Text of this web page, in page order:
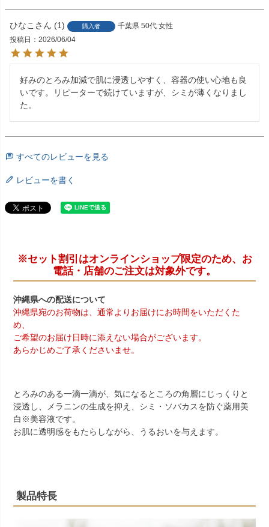
ひなこ 1 購入者 千葉県 50代 女性
投稿日
2026/06/04
好みのとろみ加減で肌に浸透しやすく、容器の使い心地も良
いです。リピーターで続けていますが、シミが薄くなりまし
た。
すべてのレビューを見る
レビューを書く
※セット割引はオンラインショップ限定のため、お
電話・店舗のご注文は対象外です。
沖縄県への配送について
沖縄県宛のお荷物は、通常よりお届けにお時間をいただくた
め、
ご希望のお届け日時に添えない場合がございます。
あらかじめご了承くださいませ。
とろみのある一滴一滴が、気になるところの角層にじっくりと
浸透し、メラニンの生成を抑え、シミ・ソバカスを防ぐ薬用美
白 ※美容液です。
お肌に透明感をもたらしながら、うるおいを与えます。
製品特長